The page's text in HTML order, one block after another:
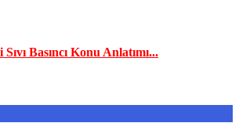
Basıncı Konu Anlatımı...